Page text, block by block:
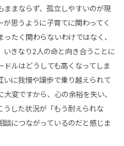
まならず、孤立しやすいのが現
思うように子育てに関わってく
たく関わらないわけではなく、
きなり2人の命と向き合うことに
ルはどうしても高くなってしま
いに我慢や譲歩で乗り越えられて
変ですから、心の余裕を失い、
うした状況が「もう耐えられな
につながっているのだと感じま